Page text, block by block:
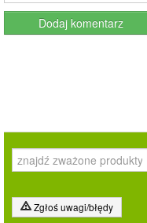
Zgłoś uwagi/błędy